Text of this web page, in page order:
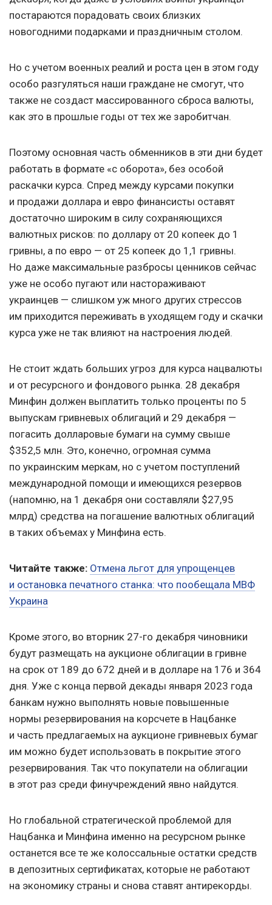
постараются порадовать своих близких
новогодними подарками и праздничным столом.
Но с учетом военных реалий и роста цен в этом году
особо разгуляться наши граждане не смогут, что
также не создаст массированного сброса валюты,
как это в прошлые годы от тех же заробитчан.
Поэтому основная часть обменников в эти дни будет
работать в формате «с оборота», без особой
раскачки курса. Спред между курсами покупки
и продажи доллара и евро финансисты оставят
достаточно широким в силу сохраняющихся
валютных рисков: по доллару от 20 копеек до 1
гривны, а по евро — от 25 копеек до 1,1 гривны.
Но даже максимальные разбросы ценников сейчас
уже не особо пугают или настораживают
украинцев — слишком уж много других стрессов
им приходится переживать в уходящем году и скачки
курса уже не так влияют на настроения людей.
Не стоит ждать больших угроз для курса нацвалюты
и от ресурсного и фондового рынка. 28 декабря
Минфин должен выплатить только проценты по 5
выпускам гривневых облигаций и 29 декабря —
погасить долларовые бумаги на сумму свыше
$352,5 млн. Это, конечно, огромная сумма
по украинским меркам, но с учетом поступлений
международной помощи и имеющихся резервов
(напомню, на 1 декабря они составляли $27,95
млрд) средства на погашение валютных облигаций
в таких объемах у Минфина есть.
Читайте также: Отмена льгот для упрощенцев
и остановка печатного станка: что пообещала МВФ
Украина
Кроме этого, во вторник 27-го декабря чиновники
будут размещать на аукционе облигации в гривне
на срок от 189 до 672 дней и в долларе на 176 и 364
дня. Уже с конца первой декады января 2023 года
банкам нужно выполнять новые повышенные
нормы резервирования на корсчете в Нацбанке
и часть предлагаемых на аукционе гривневых бумаг
им можно будет использовать в покрытие этого
резервирования. Так что покупатели на облигации
в этот раз среди финучреждений явно найдутся.
Но глобальной стратегической проблемой для
Нацбанка и Минфина именно на ресурсном рынке
останется все те же колоссальные остатки средств
в депозитных сертификатах, которые не работают
на экономику страны и снова ставят антирекорды.